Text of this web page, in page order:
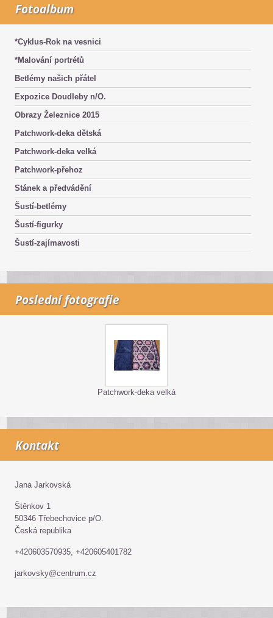
Fotoalbum
*Cyklus-Rok na vesnici
*Malování portrétů
Betlémy našich přátel
Expozice Doudleby n/O.
Obrazy Železnice 2015
Patchwork-deka dětská
Patchwork-deka velká
Patchwork-přehoz
Stánek a předvádění
Šustí-betlémy
Šustí-figurky
Šustí-zajímavosti
Poslední fotografie
Patchwork-deka velká
Kontakt
Jana Jarkovská
Štěnkov 1
50346 Třebechovice p/O.
Česká republika
+420603570935, +420605401782
jarkovsky@centrum.cz